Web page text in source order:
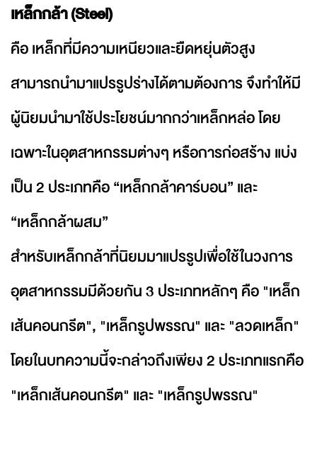
เหล็กกล้า (Steel)
คือ เหล็กที่มีความเหนียวและยืดหยุ่นตัวสูง
สามารถนำมาแปรรูปร่างได้ตามต้องการ จึงทำให้มี
ผู้นิยมนำมาใช้ประโยชน์มากกว่าเหล็กหล่อ โดย
เฉพาะในอุตสาหกรรมต่างๆ หรือการก่อสร้าง แบ่ง
เป็น 2 ประเภทคือ “เหล็กกล้าคาร์บอน” และ
“เหล็กกล้าผสม”
สำหรับเหล็กกล้าที่นิยมมาแปรรูปเพื่อใช้ในวงการ
อุตสาหกรรมมีด้วยกัน 3 ประเภทหลักๆ คือ "เหล็ก
เส้นคอนกรีต", "เหล็กรูปพรรณ" และ "ลวดเหล็ก"
โดยในบทความนี้จะกล่าวถึงเพียง 2 ประเภทแรกคือ
"เหล็กเส้นคอนกรีต" และ "เหล็กรูปพรรณ"